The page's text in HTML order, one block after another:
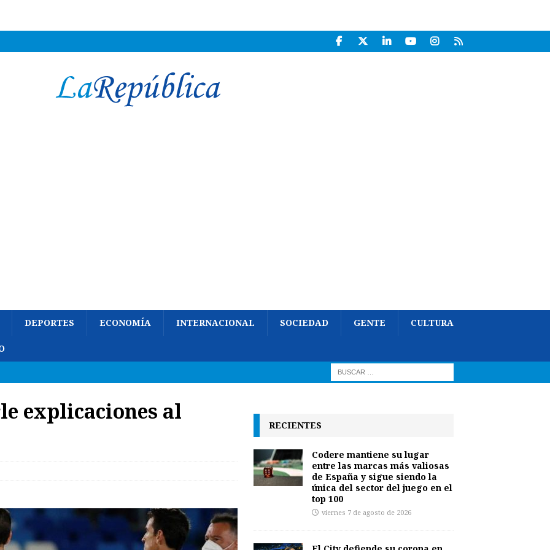
DEPORTES ECONOMÍA INTERNACIONAL SOCIEDAD GENTE CULTURA
explicaciones al
RECIENTES
Codere mantiene su lugar
entre las marcas más valiosas
de España y sigue siendo la
única del sector del juego en el
top 100
viernes 7 de agosto de 2026